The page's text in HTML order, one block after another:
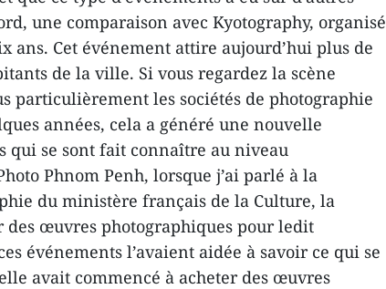
une comparaison avec Kyotography, organisé
ans. Cet événement attire aujourd’hui plus de
de la ville. Si vous regardez la scène
particulièrement les sociétés de photographie
années, cela a généré une nouvelle
qui se sont fait connaître au niveau
Phnom Penh, lorsque j’ai parlé à la
du ministère français de la Culture, la
des œuvres photographiques pour ledit
événements l’avaient aidée à savoir ce qui se
avait commencé à acheter des œuvres